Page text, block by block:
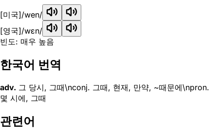
[미국]/wen/
[영국]/wɛn/
빈도: 매우 높음
한국어 번역
adv. 그 당시, 그때\nconj. 그때, 현재, 만약, ~때문에\npron.
몇 시에, 그때
관련어